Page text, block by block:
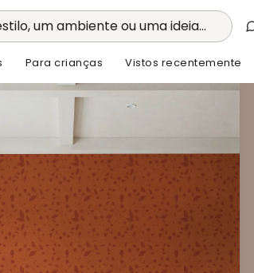
um ambiente ou uma ideia...
Para crianças Vistos recentemente